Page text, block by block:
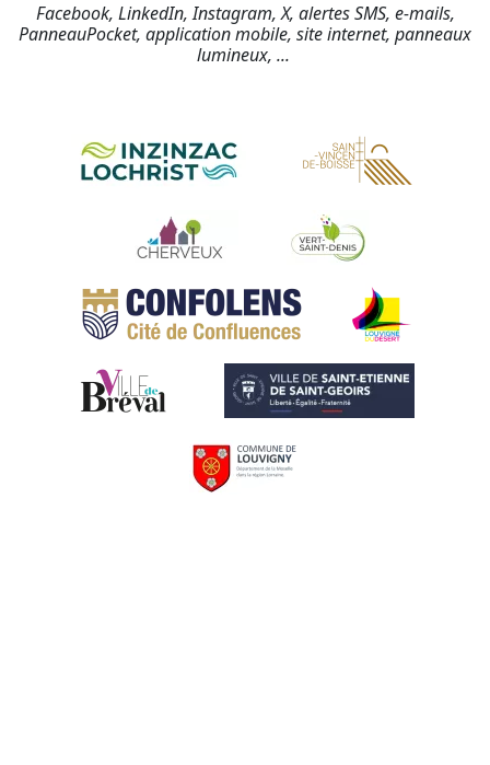
Facebook, LinkedIn, Instagram, X, alertes SMS, e-mails,
PanneauPocket, application mobile, site internet, panneaux
lumineux, ...